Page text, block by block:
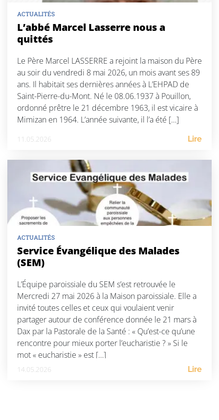
ACTUALITÉS
L’abbé Marcel Lasserre nous a
quittés
Le Père Marcel LASSERRE a rejoint la maison du Père
au soir du vendredi 8 mai 2026, un mois avant ses 89
ans. Il habitait ses dernières années à L’EHPAD de
Saint-Pierre-du-Mont. Né le 08.06.1937 à Pouillon,
ordonné prêtre le 21 décembre 1963, il est vicaire à
Mimizan en 1964. L’année suivante, il l’a été […]
11.05.2026 Lire
ACTUALITÉS
Service Évangélique des Malades
(SEM)
L’Équipe paroissiale du SEM s’est retrouvée le
Mercredi 27 mai 2026 à la Maison paroissiale. Elle a
invité toutes celles et ceux qui voulaient venir
partager autour de conférence donnée le 21 mars à
Dax par la Pastorale de la Santé : « Qu’est-ce qu’une
rencontre pour mieux porter l’eucharistie ? » Si le
mot « eucharistie » est […]
14.05.2026 Lire